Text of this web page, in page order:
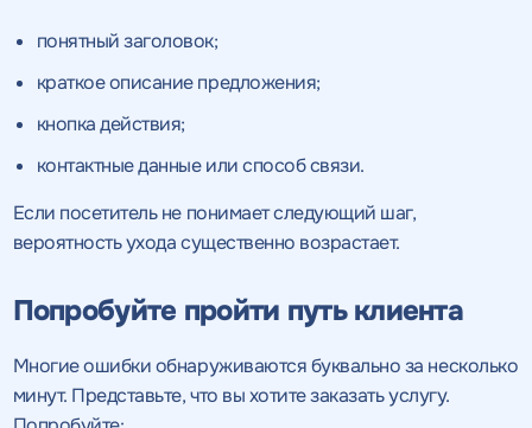
понятный заголовок;
краткое описание предложения;
кнопка действия;
контактные данные или способ связи.
Если посетитель не понимает следующий шаг,
вероятность ухода существенно возрастает.
Попробуйте пройти путь клиента
Многие ошибки обнаруживаются буквально за несколько
минут. Представьте, что вы хотите заказать услугу.